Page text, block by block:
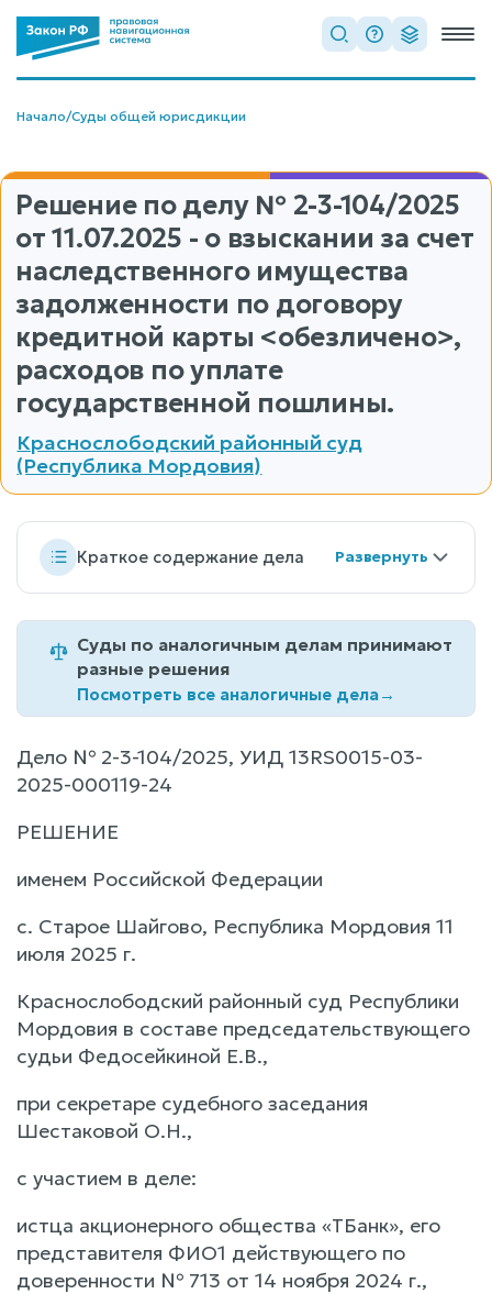
Начало/Суды общей юрисдикции
Решение по делу № 2-3-104/2025
от 11.07.2025 - о взыскании за счет
наследственного имущества
задолженности по договору
кредитной карты <обезличено>,
расходов по уплате
государственной пошлины.
Краснослободский районный суд
(Республика Мордовия)
Краткое содержание дела
Суды по аналогичным делам принимают
разные решения
Посмотреть все аналогичные дела→
Дело № 2-3-104/2025, УИД 13RS0015-03-
2025-000119-24
РЕШЕНИЕ
именем Российской Федерации
с. Старое Шайгово, Республика Мордовия 11
июля 2025 г.
Краснослободский районный суд Республики
Мордовия в составе председательствующего
судьи Федосейкиной Е.В.,
при секретаре судебного заседания
Шестаковой О.Н.,
с участием в деле:
истца акционерного общества «ТБанк», его
представителя ФИО1 действующего по
доверенности № 713 от 14 ноября 2024 г.,